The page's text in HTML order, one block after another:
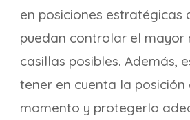
en posiciones estratégicas
puedan controlar el mayor
casillas posibles. Además,
tener en cuenta la
momento y protegerlo